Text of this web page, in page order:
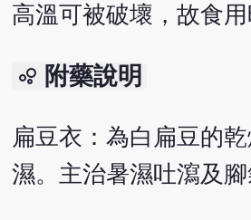
高溫可被破壞，故食用
bubble_chart 附藥說明
扁豆衣：為白扁豆的
濕。主治暑濕吐瀉及腳